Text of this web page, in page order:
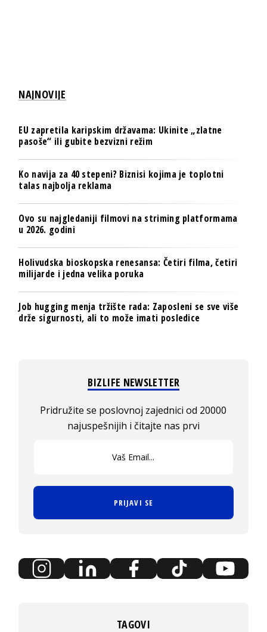
NAJNOVIJE
EU zapretila karipskim državama: Ukinite „zlatne
pasoše“ ili gubite bezvizni režim
Ko navija za 40 stepeni? Biznisi kojima je toplotni
talas najbolja reklama
Ovo su najgledaniji filmovi na striming platformama
u 2026. godini
Holivudska bioskopska renesansa: Četiri filma, četiri
milijarde i jedna velika poruka
Job hugging menja tržište rada: Zaposleni se sve više
drže sigurnosti, ali to može imati posledice
BIZLIFE NEWSLETTER
Pridružite se poslovnoj zajednici od 20000
najuspešnijih i čitajte nas prvi
PRIJAVI SE
TAGOVI